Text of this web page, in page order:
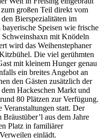
großen Teil direkt vom
Bierspezialitäten im
Speisen wie frische
mit Knödeln
wird das Weihenstephaner
Die viel gerühmten
mit kleinem Hunger genau
ein breites Angebot an
den Gästen zusätzlich der
Hackeschen Markt und
80 Plätzen zur Verfügung.
statt. Der
aus dem Jahre
Platz in familiärer
einlädt.